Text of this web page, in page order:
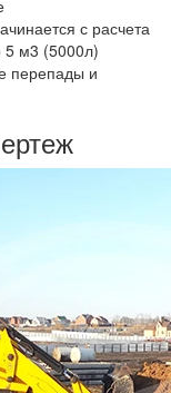
с расчета
5 м3 (5000л)
перепады и